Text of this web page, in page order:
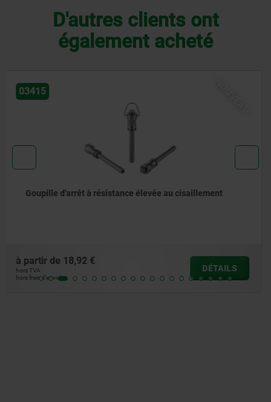
D'autres clients ont
également acheté
03418
Goupille d'arrêt avec bouton de manœuvre en inox
à partir de20,68 €
hors TVA
hors frais d’envoi
DÉTAILS